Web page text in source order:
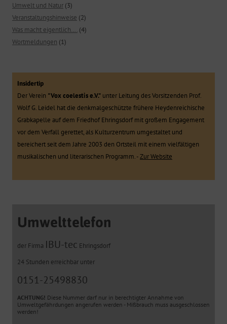
Umwelt und Natur (3)
Veranstaltungshinweise (2)
Was macht eigentlich…. (4)
Wortmeldungen (1)
Insidertip
Der Verein "Vox coelestis e.V." unter Leitung des Vorsitzenden Prof.
Wolf G. Leidel hat die denkmalgeschützte frühere Heydenreichische
Grabkapelle auf dem Friedhof Ehringsdorf mit großem Engagement
vor dem Verfall gerettet, als Kulturzentrum umgestaltet und
bereichert seit dem Jahre 2003 den Ortsteil mit einem vielfältigen
musikalischen und literarischen Programm. -Zur Website
Umwelttelefon
der Firma IBU-tec Ehringsdorf
24 Stunden erreichbar unter
0151-25498830
ACHTUNG! Diese Nummer darf nur in berechtigter Annahme von
Umweltgefährdungen angerufen werden - Mißbrauch muss ausgeschlossen
werden!